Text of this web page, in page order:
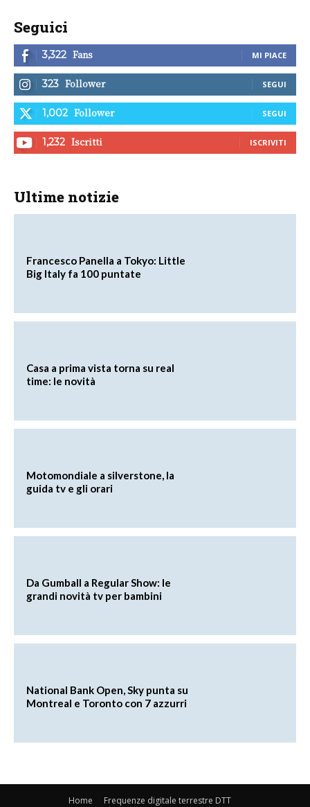
Seguici
3,322 Fans MI PIACE
323 Follower SEGUI
1,002 Follower SEGUI
1,232 Iscritti ISCRIVITI
Ultime notizie
Francesco Panella a Tokyo: Little
Big Italy fa 100 puntate
Casa a prima vista torna su real
time: le novità
Motomondiale a silverstone, la
guida tv e gli orari
Da Gumball a Regular Show: le
grandi novità tv per bambini
National Bank Open, Sky punta su
Montreal e Toronto con 7 azzurri
Home Frequenze digitale terrestre DTT